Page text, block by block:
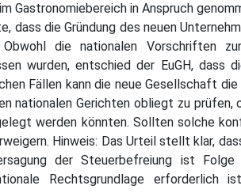
Gastronomiebereich in Anspruch
die Gründung des neuen
die nationalen Vorschriften
wurden, entschied der EuGH, dass
Fällen kann die neue Gesellschaft
nationalen Gerichten obliegt zu prüfen,
werden könnten. Sollten solche
Hinweis: Das Urteil stellt klar,
der Steuerbefreiung ist
Rechtsgrundlage erforderlich